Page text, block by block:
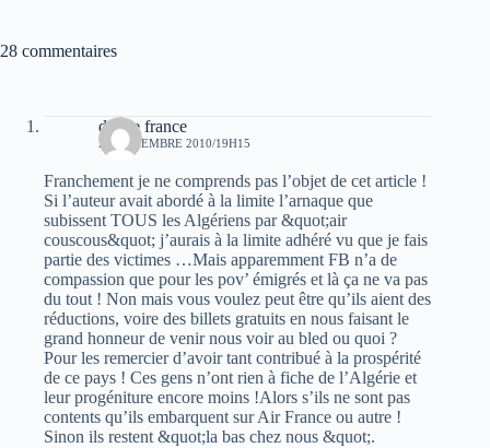
28 commentaires
douce france
23 NOVEMBRE 2010/19H15
Franchement je ne comprends pas l’objet de cet article !
Si l’auteur avait abordé à la limite l’arnaque que
subissent TOUS les Algériens par &quot;air
couscous&quot; j’aurais à la limite adhéré vu que je fais
partie des victimes …Mais apparemment FB n’a de
compassion que pour les pov’ émigrés et là ça ne va pas
du tout ! Non mais vous voulez peut être qu’ils aient des
réductions, voire des billets gratuits en nous faisant le
grand honneur de venir nous voir au bled ou quoi ?
Pour les remercier d’avoir tant contribué à la prospérité
de ce pays ! Ces gens n’ont rien à fiche de l’Algérie et
leur progéniture encore moins !Alors s’ils ne sont pas
contents qu’ils embarquent sur Air France ou autre !
Sinon ils restent &quot;la bas chez nous &quot;.